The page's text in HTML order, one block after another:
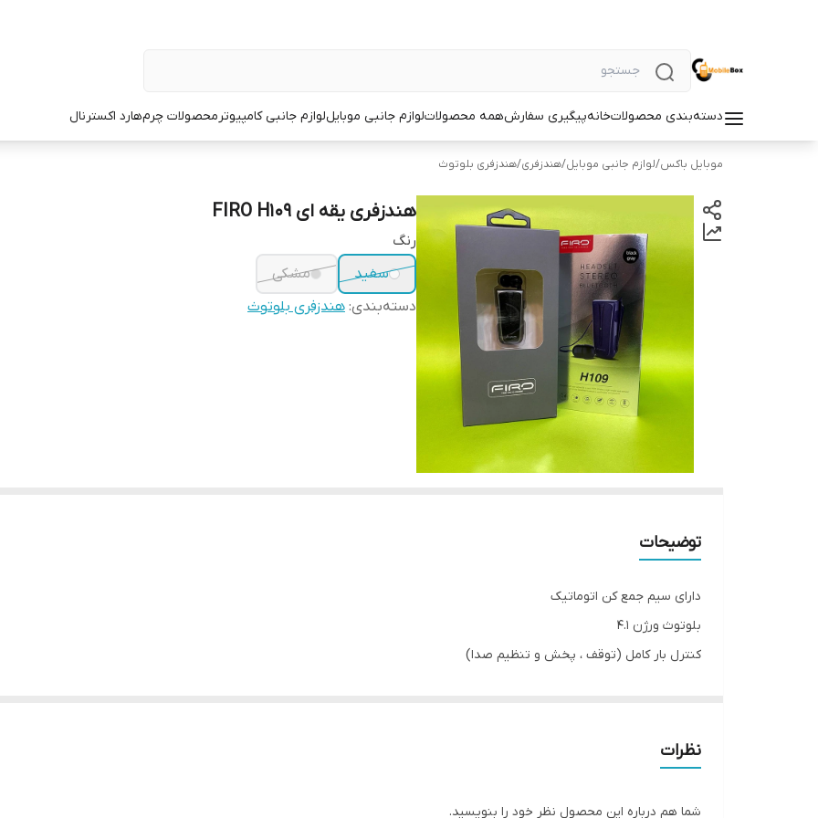
دسته‌بندی محصولاتخانهپیگیری سفارشهمه محصولاتلوازم جانبی موبایللوازم جانبی کامپیوترمحصولات چرمهارد اکسترنال
موبایل باکس/لوازم جانبی موبایل/هندزفری/هندزفری بلوتوث
هندزفری یقه ای FIRO H109
رنگ
سفید
مشکی
دسته‌بندی: هندزفری بلوتوث
توضیحات
دارای سیم جمع کن اتوماتیک
بلوتوث ورژن 4.1
کنترل بار کامل (توقف ، پخش و تنظیم صدا)
دارای ویبره قوی
نظرات
شما هم درباره این محصول نظر خود را بنویسید.